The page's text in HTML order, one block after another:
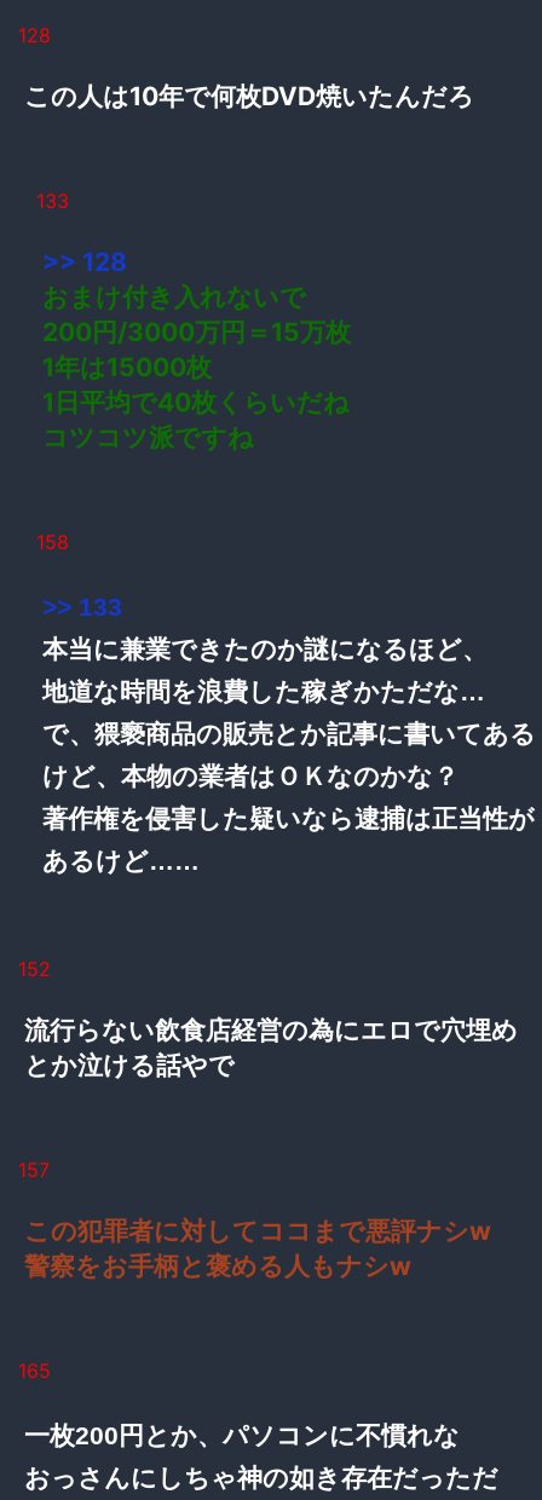
128
この人は10年で何枚DVD焼いたんだろ
133
>> 128
おまけ付き入れないで
200円/3000万円＝15万枚
1年は15000枚
1日平均で40枚くらいだね
コツコツ派ですね
158
>> 133
本当に兼業できたのか謎になるほど、
地道な時間を浪費した稼ぎかただな…
で、猥褻商品の販売とか記事に書いてある
けど、本物の業者はＯＫなのかな？
著作権を侵害した疑いなら逮捕は正当性が
あるけど……
152
流行らない飲食店経営の為にエロで穴埋め
とか泣ける話やで
157
この犯罪者に対してココまで悪評ナシw
警察をお手柄と褒める人もナシw
165
一枚200円とか、パソコンに不慣れな
おっさんにしちゃ神の如き存在だっただ